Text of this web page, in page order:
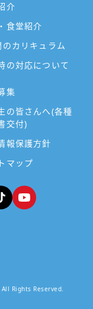
介
食堂紹介
カリキュラム
の対応について
集
の皆さんへ(各種
交付)
報保護方針
マップ
All Rights Reserved.